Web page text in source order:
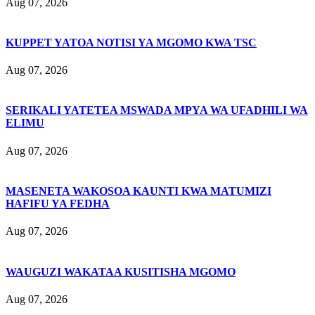
KUPPET YATOA NOTISI YA MGOMO KWA TSC
Aug 07, 2026
SERIKALI YATETEA MSWADA MPYA WA UFADHILI WA
ELIMU
Aug 07, 2026
MASENETA WAKOSOA KAUNTI KWA MATUMIZI
HAFIFU YA FEDHA
Aug 07, 2026
WAUGUZI WAKATAA KUSITISHA MGOMO
Aug 07, 2026